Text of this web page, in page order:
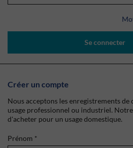
Se connecter
Créer un compte
Nous acceptons les enregistrements
usage professionnel ou industriel.
d'acheter pour un usage domestique.
Prénom *